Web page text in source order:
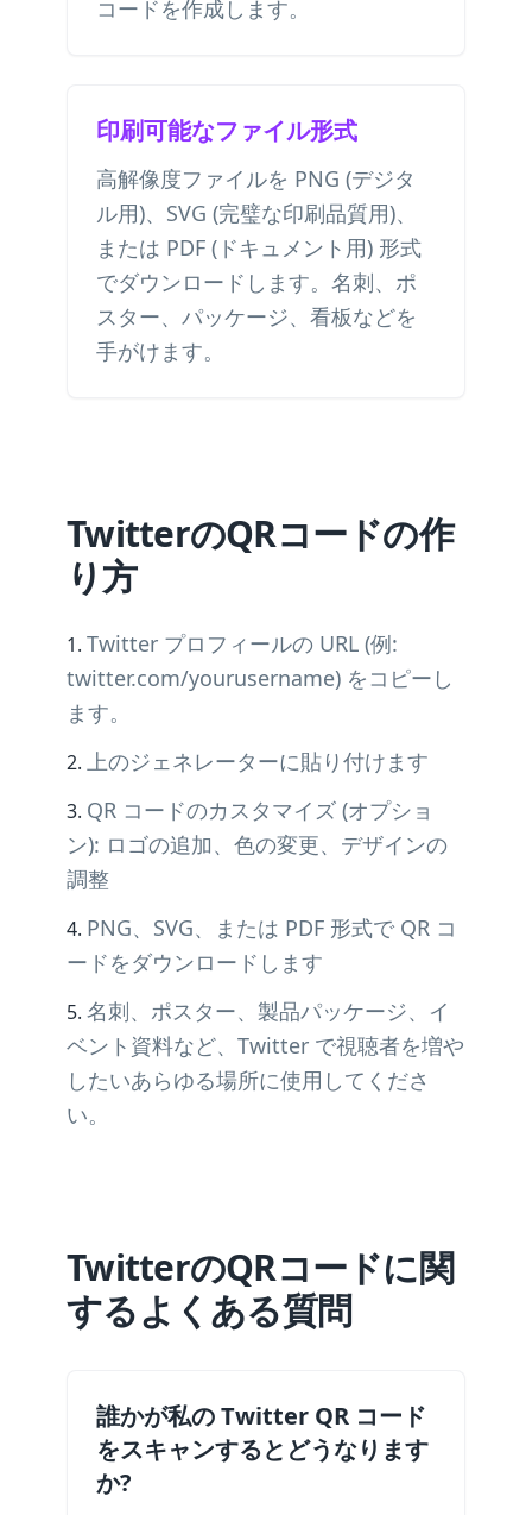
コードを作成します。
印刷可能なファイル形式
高解像度ファイルを PNG (デジタ
ル用)、SVG (完璧な印刷品質用)、
または PDF (ドキュメント用) 形式
でダウンロードします。名刺、ポ
スター、パッケージ、看板などを
手がけます。
TwitterのQRコードの作
り方
Twitter プロフィールの URL (例:
twitter.com/yourusername) をコピーし
ます。
上のジェネレーターに貼り付けます
QR コードのカスタマイズ (オプショ
ン): ロゴの追加、色の変更、デザインの
調整
PNG、SVG、または PDF 形式で QR コ
ードをダウンロードします
名刺、ポスター、製品パッケージ、イ
ベント資料など、Twitter で視聴者を増や
したいあらゆる場所に使用してくださ
い。
TwitterのQRコードに関
するよくある質問
誰かが私の Twitter QR コード
をスキャンするとどうなります
か?